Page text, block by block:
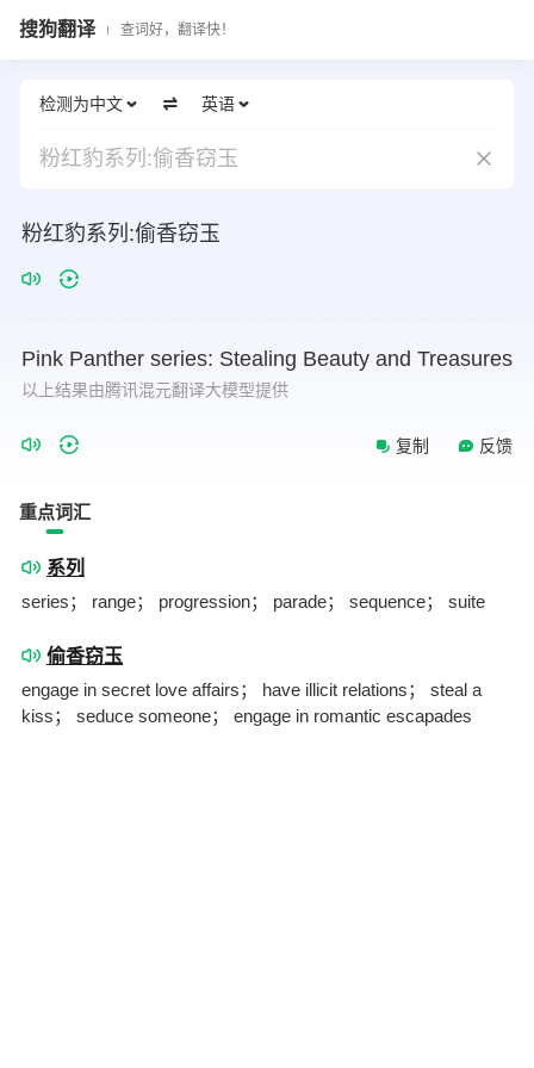
搜狗翻译 查词好，翻译快！
检测为中文 英语
粉红豹系列:偷香窃玉
粉红豹系列:偷香窃玉
Pink Panther series: Stealing Beauty and Treasures
以上结果由腾讯混元翻译大模型提供
复制 反馈
重点词汇
系列
series； range； progression； parade； sequence； suite
偷香窃玉
engage in secret love affairs； have illicit relations； steal a
kiss； seduce someone； engage in romantic escapades